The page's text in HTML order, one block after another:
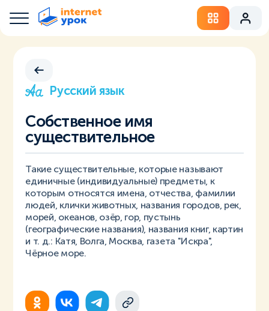
Русский язык
Собственное имя
существительное
Такие существительные, которые называют
единичные (индивидуальные) предметы, к
которым относятся имена, отчества, фамилии
людей, клички животных, названия городов, рек,
морей, океанов, озёр, гор, пустынь
(географические названия), названия книг, картин
и т. д.: Катя, Волга, Москва, газета "Искра",
Чёрное море.